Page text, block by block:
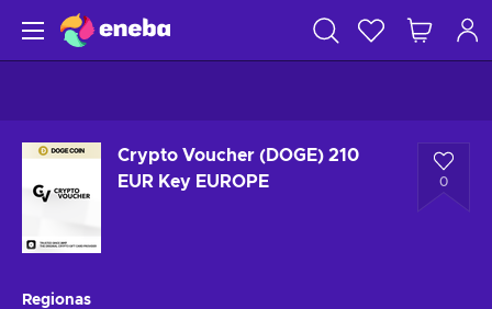
Crypto Voucher (DOGE) 210
EUR Key EUROPE
0
Regionas